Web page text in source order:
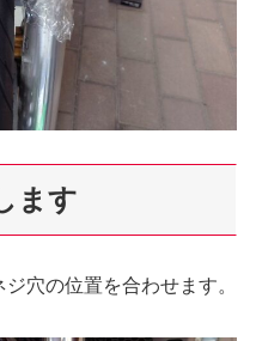
ます
穴の位置を合わせます。